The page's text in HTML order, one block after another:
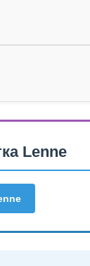
Lenne